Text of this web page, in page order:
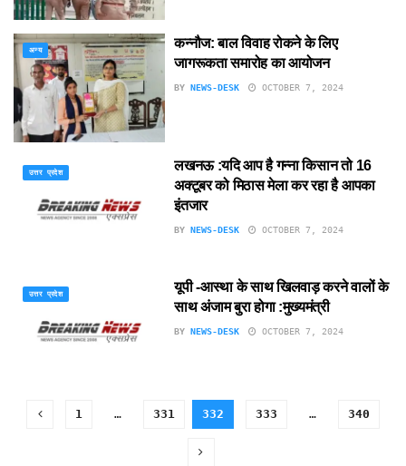
अन्य
कन्नौज: बाल विवाह रोकने के लिए
जागरूकता समारोह का आयोजन
BY NEWS-DESK OCTOBER 7, 2024
उत्तर प्रदेश
लखनऊ :यदि आप है गन्ना किसान तो 16
अक्टूबर को मिठास मेला कर रहा है आपका
इंतजार
BY NEWS-DESK OCTOBER 7, 2024
उत्तर प्रदेश
यूपी -आस्था के साथ खिलवाड़ करने वालों के
साथ अंजाम बुरा होगा :मुख्यमंत्री
BY NEWS-DESK OCTOBER 7, 2024
1 … 331 332 333 … 340